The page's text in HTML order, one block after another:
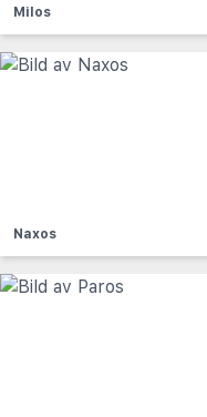
Milos
Naxos